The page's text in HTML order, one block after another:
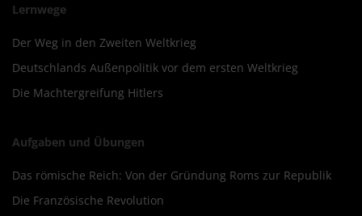
Lernwege
Der Weg in den Zweiten Weltkrieg
Deutschlands Außenpolitik vor dem ersten Weltkrieg
Die Machtergreifung Hitlers
Aufgaben und Übungen
Das römische Reich: Von der Gründung Roms zur Republik
Die Französische Revolution